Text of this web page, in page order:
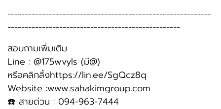
-----------------------------------------------------------
--------------------------------------------------
สอบถามเพิ่มเติม
Line : @175wvyls (มี@)
หรือคลิกลิ้งhttps://lin.ee/SgQcz8q
Website :www.sahakimgroup.com
☎️ สายด่วน : 094-963-7444